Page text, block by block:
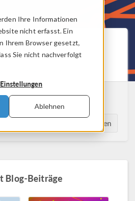
Ihre Informationen
nicht erfasst. Ein
Ihrem Browser gesetzt,
Sie nicht nachverfolgt
Ablehnen
Blog
E-Mail erhalten
Suchen
Blog-Beiträge